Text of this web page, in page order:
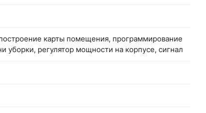
карты помещения, программирование
уборки, регулятор мощности на корпусе, сигнал